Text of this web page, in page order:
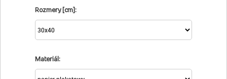
Rozmery [cm]:
Materiál: